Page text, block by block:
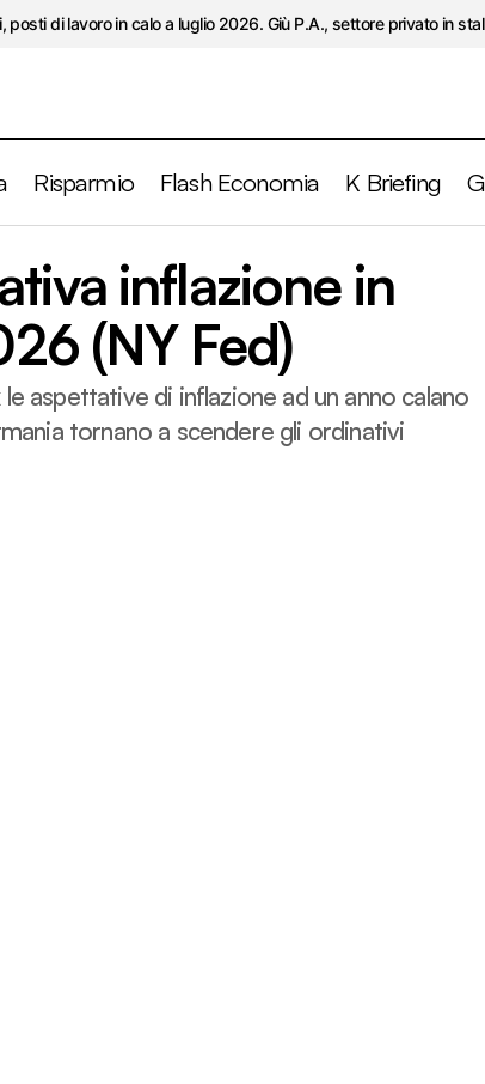
posti di lavoro in calo a luglio 2026. Giù P.A., settore privato in
Risparmio Flash Economia K Briefing
Uniti, aspettativa inflazione in calo a maggio 2026
inflazione in
(NY Fed)
aspettative di inflazione ad un anno calano
tornano a scendere gli ordinativi